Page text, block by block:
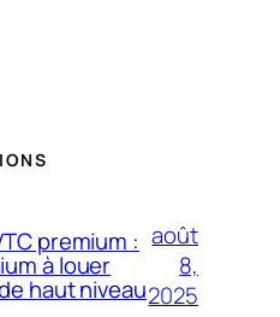
premium :
à louer
haut niveau
août
8,
2025